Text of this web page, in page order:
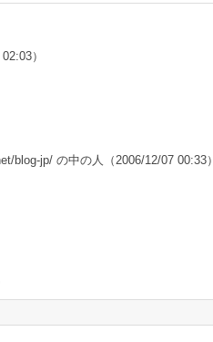
）
blog-jp/ の中の人
（2006/12/07 00:33）